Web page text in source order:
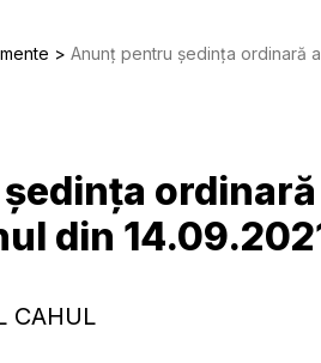
Anunț pentru ședința ordinară a
din
CAHUL